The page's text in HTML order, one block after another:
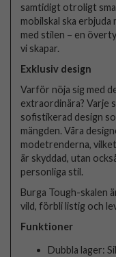
samtidigt otroligt
mobilskal ska
med stilen – en
vi skapar.
Exklusiv design
Varför nöja sig med
extraordinära? Varje
sofistikerad design
mängden. Våra
modetrenderna,
är skyddad, utan
personliga stil.
Burga Tough-skalen
vild, förbli listig och
Funktioner
Dubbla lager: